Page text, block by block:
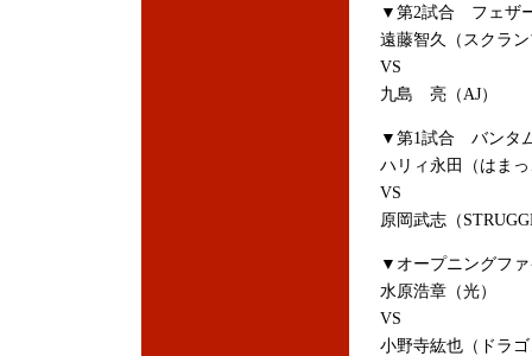
▼第2試合 フェザ
遠藤智久（スクラ
VS
九島 亮（AJ）
▼第1試合 バンタ
ハリィ永田（はま
VS
原岡武志（
▼オープニングフ
水原浩章（光）
VS
小野寺紘也（ドラ